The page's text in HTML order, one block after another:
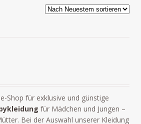
Shop für exklusive und günstige
für Mädchen und Jungen –
Bei der Auswahl unserer Kleidung